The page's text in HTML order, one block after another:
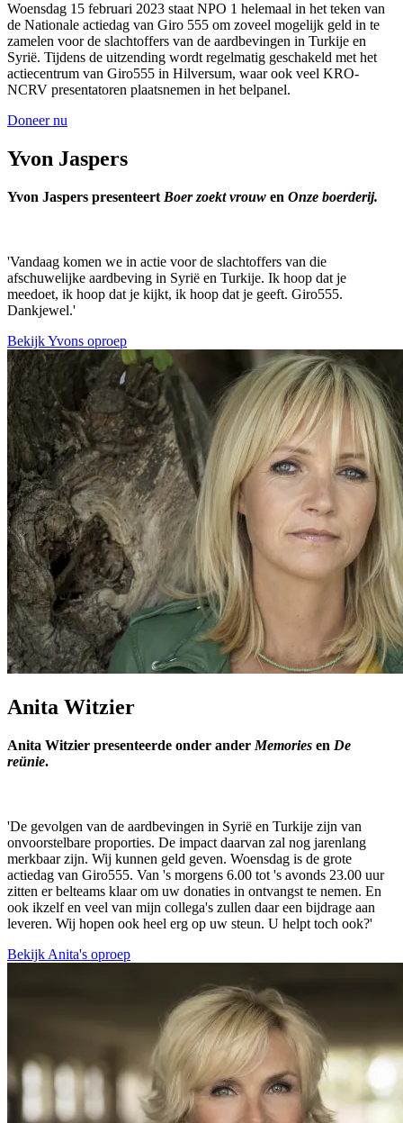
Woensdag 15 februari 2023 staat NPO 1 helemaal in het teken van
de Nationale actiedag van Giro 555 om zoveel mogelijk geld in te
zamelen voor de slachtoffers van de aardbevingen in Turkije en
Syrië. Tijdens de uitzending wordt regelmatig geschakeld met het
actiecentrum van Giro555 in Hilversum, waar ook veel KRO-
NCRV presentatoren plaatsnemen in het belpanel.
Doneer nu
Yvon Jaspers
Yvon Jaspers presenteert Boer zoekt vrouw en Onze boerderij.
'Vandaag komen we in actie voor de slachtoffers van die
afschuwelijke aardbeving in Syrië en Turkije. Ik hoop dat je
meedoet, ik hoop dat je kijkt, ik hoop dat je geeft. Giro555.
Dankjewel.'
Bekijk Yvons oproep
Anita Witzier
Anita Witzier presenteerde onder ander Memories en De
reünie.
'De gevolgen van de aardbevingen in Syrië en Turkije zijn van
onvoorstelbare proporties. De impact daarvan zal nog jarenlang
merkbaar zijn. Wij kunnen geld geven. Woensdag is de grote
actiedag van Giro555. Van 's morgens 6.00 tot 's avonds 23.00 uur
zitten er belteams klaar om uw donaties in ontvangst te nemen. En
ook ikzelf en veel van mijn collega's zullen daar een bijdrage aan
leveren. Wij hopen ook heel erg op uw steun. U helpt toch ook?'
Bekijk Anita's oproep